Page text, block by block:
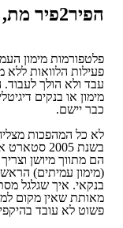
הפיר2פיר מת, יחי הבנק המלך החדש
פעילות הלוואות ללא
עבד ולא הולך
מימון או בנקים
כבר יישם.
לא כל המהפכות
בנקאי. איך שגלגל
פשוט לא עובד